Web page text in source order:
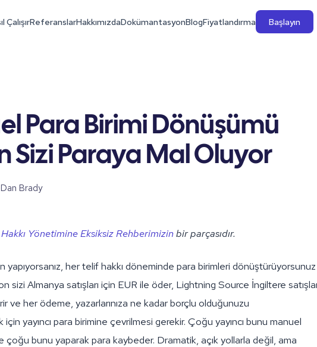
ÇalışırReferanslarHakkımızdaDokümantasyonBlogFiyatlandırma Başlayın
Para Birimi Dönüşümü
Sizi Paraya Mal Oluyor
Dan Brady
Yönetimine Eksiksiz Rehberimizinbir parçasıdır.
yapıyorsanız, her telif hakkı döneminde para birimleri dönüştürüyorsunuz
sizi Almanya satışları için EUR ile öder, Lightning Source İngiltere
ve her ödeme, yazarlarınıza ne kadar borçlu olduğunuzu
yayıncı para birimine çevrilmesi gerekir. Çoğu yayıncı bunu manuel
çoğu bunu yaparak para kaybeder. Dramatik, açık yollarla değil, ama